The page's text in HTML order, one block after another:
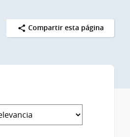
Compartir esta página